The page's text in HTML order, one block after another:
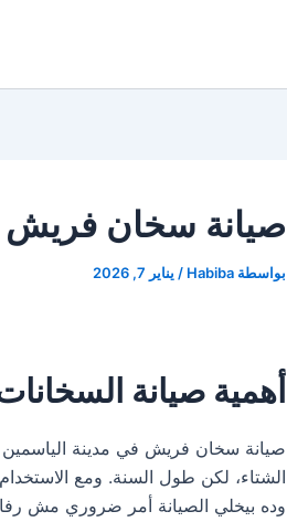
صيانة سخان فريش في
بواسطة Habiba
/ يناير 7, 2026
أهمية صيانة
صيانة سخان فريش في مدينة
الشتاء، لكن طول السنة. ومع
وده بيخلي الصيانة أمر ضروري مش